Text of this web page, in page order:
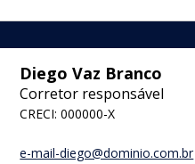
Diego Vaz Branco
Corretor responsável
CRECI: 000000-X
e-mail-diego@dominio.com.br